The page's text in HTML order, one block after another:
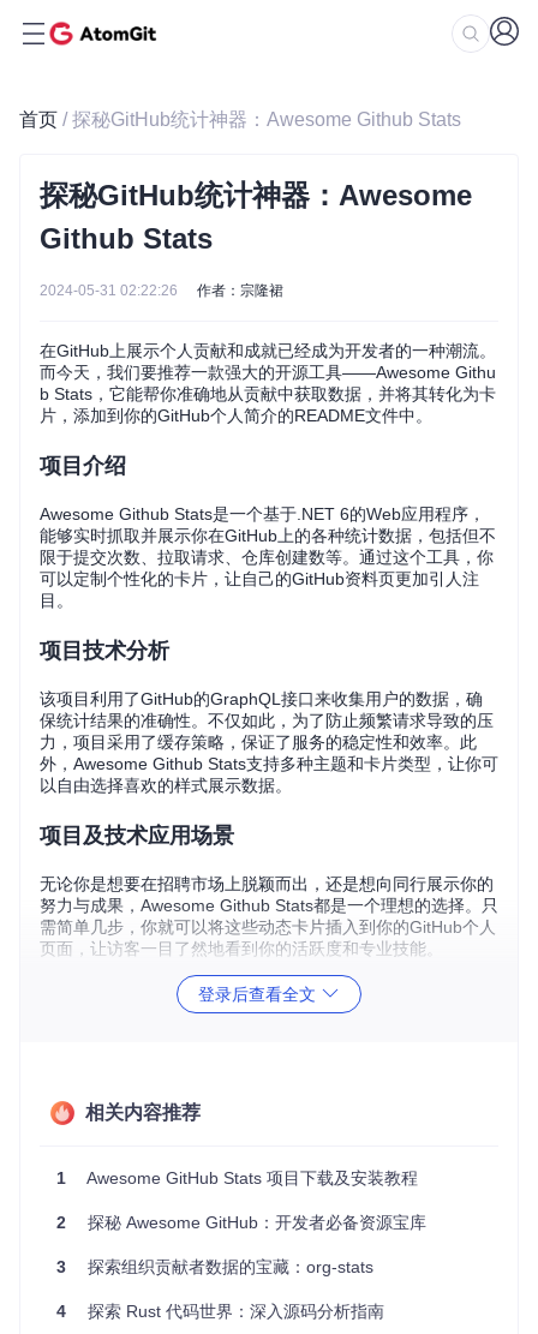
首页 / 探秘GitHub统计神器：Awesome Github Stats
探秘GitHub统计神器：Awesome
Github Stats
2024-05-31 02:22:26 作者：宗隆裙
在GitHub上展示个人贡献和成就已经成为开发者的一种潮流。
而今天，我们要推荐一款强大的开源工具——Awesome Githu
b Stats，它能帮你准确地从贡献中获取数据，并将其转化为卡
片，添加到你的GitHub个人简介的README文件中。
项目介绍
Awesome Github Stats是一个基于.NET 6的Web应用程序，
能够实时抓取并展示你在GitHub上的各种统计数据，包括但不
限于提交次数、拉取请求、仓库创建数等。通过这个工具，你
可以定制个性化的卡片，让自己的GitHub资料页更加引人注
目。
项目技术分析
该项目利用了GitHub的GraphQL接口来收集用户的数据，确
保统计结果的准确性。不仅如此，为了防止频繁请求导致的压
力，项目采用了缓存策略，保证了服务的稳定性和效率。此
外，Awesome Github Stats支持多种主题和卡片类型，让你可
以自由选择喜欢的样式展示数据。
项目及技术应用场景
无论你是想要在招聘市场上脱颖而出，还是想向同行展示你的
努力与成果，Awesome Github Stats都是一个理想的选择。只
需简单几步，你就可以将这些动态卡片插入到你的GitHub个人
页面，让访客一目了然地看到你的活跃度和专业技能。
主题，满足个性化需求。
缓存策略: 防止过度请求，保护GitHub API的同时，保持数
易于集成
: 只需一行Markdown代码，就能轻松将统计卡片
总的来说，Awesome Github Stats是一个强大且易用的工具，
让你的GitHub档案更具吸引力。无论是新手开发者还是经验丰
富的老手，都能从中受益。立即尝试一下，让你的GitHub贡献
一目了然吧！
登录后查看全文
相关内容推荐
1 Awesome GitHub Stats 项目下载及安装教程
2 探秘 Awesome GitHub：开发者必备资源宝库
3 探索组织贡献者数据的宝藏：org-stats
4 探索 Rust 代码世界：深入源码分析指南